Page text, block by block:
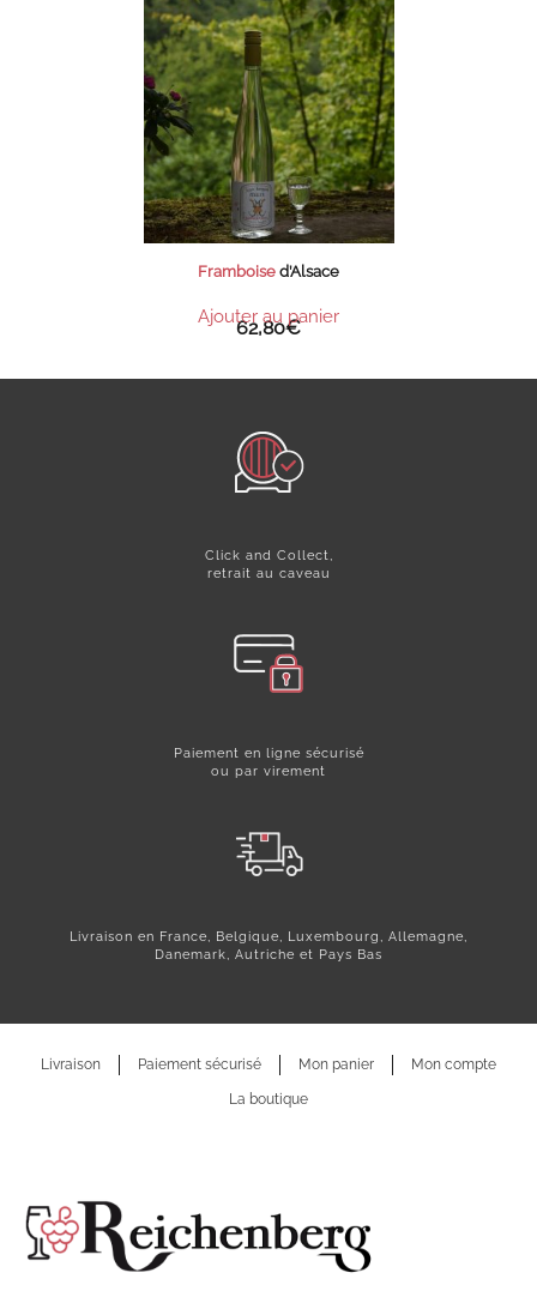
Framboise d’Alsace
62,80€
Ajouter au panier
Click and Collect,
retrait au caveau
Paiement en ligne sécurisé
ou par virement
Livraison en France, Belgique, Luxembourg, Allemagne,
Danemark, Autriche et Pays Bas
Livraison Paiement sécurisé Mon panier Mon compte
La boutique